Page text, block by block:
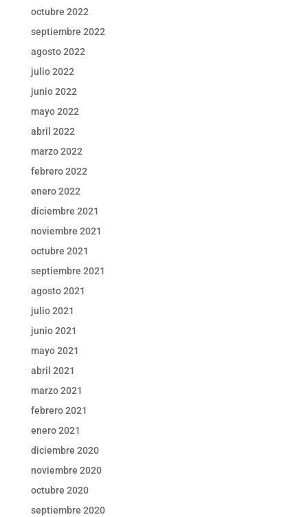
octubre 2022
septiembre 2022
agosto 2022
julio 2022
junio 2022
mayo 2022
abril 2022
marzo 2022
febrero 2022
enero 2022
diciembre 2021
noviembre 2021
octubre 2021
septiembre 2021
agosto 2021
julio 2021
junio 2021
mayo 2021
abril 2021
marzo 2021
febrero 2021
enero 2021
diciembre 2020
noviembre 2020
octubre 2020
septiembre 2020